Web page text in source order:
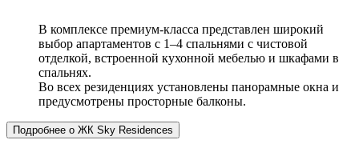
В комплексе премиум-класса представлен широкий
выбор апартаментов с 1–4 спальнями с чистовой
отделкой, встроенной кухонной мебелью и шкафами в
спальнях.
Во всех резиденциях установлены панорамные окна и
предусмотрены просторные балконы.
Подробнее о ЖК Sky Residences